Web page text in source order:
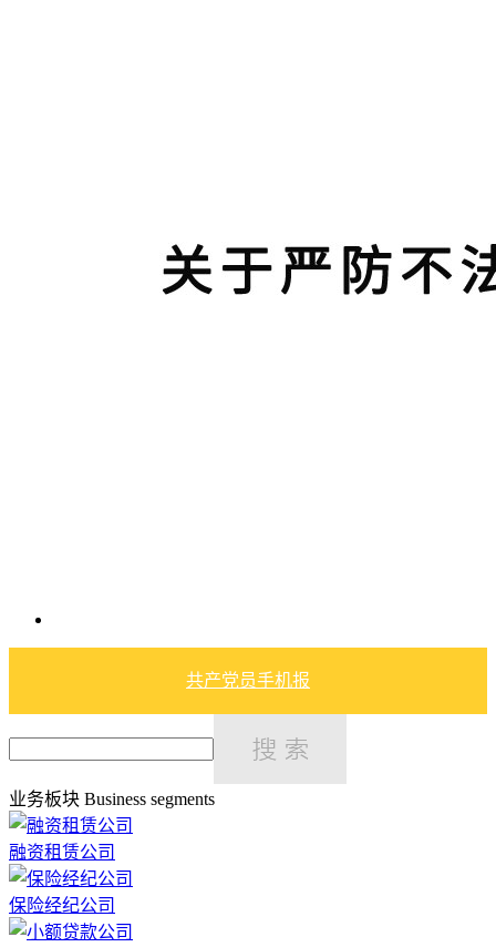
共产党员手机报
业务板块 Business segments
融资租赁公司
保险经纪公司